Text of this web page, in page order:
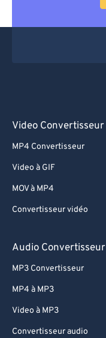
Video Convertisseur
MP4 Convertisseur
Video à GIF
MOV à MP4
Convertisseur vidéo
Audio Convertisseur
MP3 Convertisseur
MP4 à MP3
Video à MP3
Convertisseur audio